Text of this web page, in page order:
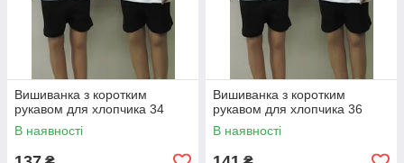
Вишиванка з коротким
рукавом для хлопчика 34
В наявності
Вишиванка з коротким
рукавом для хлопчика 36
В наявності